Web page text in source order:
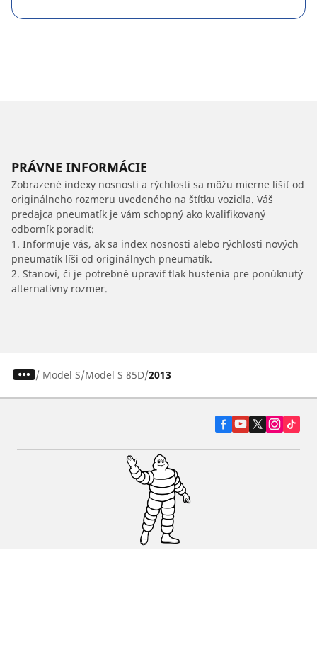
PRÁVNE INFORMÁCIE
Zobrazené indexy nosnosti a rýchlosti sa môžu mierne líšiť od
originálneho rozmeru uvedeného na štítku vozidla. Váš
predajca pneumatík je vám schopný ako kvalifikovaný
odborník poradiť:
1. Informuje vás, ak sa index nosnosti alebo rýchlosti nových
pneumatík líši od originálnych pneumatík.
2. Stanoví, či je potrebné upraviť tlak hustenia pre ponúknutý
alternatívny rozmer.
/ Model S Model S 85D 2013